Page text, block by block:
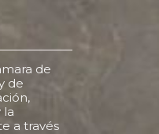
de
de
la
a través